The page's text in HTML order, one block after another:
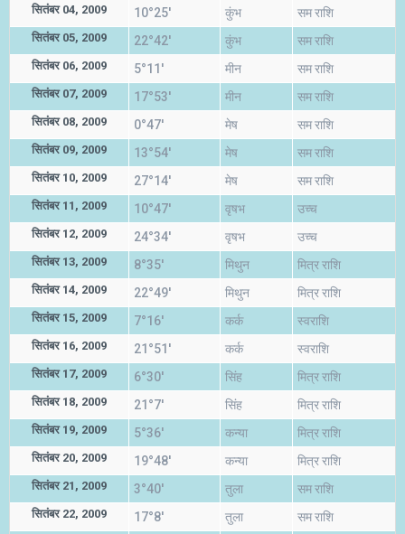
सितंबर 04, 2009 10°25' कुंभ सम राशि
सितंबर 05, 2009 22°42' कुंभ सम राशि
सितंबर 06, 2009 5°11' मीन सम राशि
सितंबर 07, 2009 17°53' मीन सम राशि
सितंबर 08, 2009 0°47' मेष सम राशि
सितंबर 09, 2009 13°54' मेष सम राशि
सितंबर 10, 2009 27°14' मेष सम राशि
सितंबर 11, 2009 10°47' वृषभ उच्च
सितंबर 12, 2009 24°34' वृषभ उच्च
सितंबर 13, 2009 8°35' मिथुन मित्र राशि
सितंबर 14, 2009 22°49' मिथुन मित्र राशि
सितंबर 15, 2009 7°16' कर्क स्वराशि
सितंबर 16, 2009 21°51' कर्क स्वराशि
सितंबर 17, 2009 6°30' सिंह मित्र राशि
सितंबर 18, 2009 21°7' सिंह मित्र राशि
सितंबर 19, 2009 5°36' कन्या मित्र राशि
सितंबर 20, 2009 19°48' कन्या मित्र राशि
सितंबर 21, 2009 3°40' तुला सम राशि
सितंबर 22, 2009 17°8' तुला सम राशि